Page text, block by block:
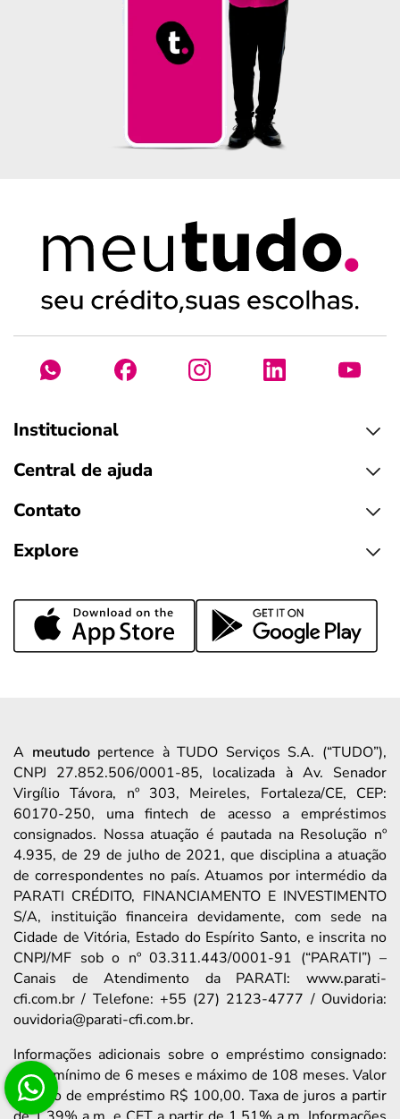
Institucional
Central de ajuda
Contato
Explore
A meutudopertence à TUDO Serviços S.A. (“TUDO”),
CNPJ 27.852.506/0001-85, localizada à Av. Senador
Virgílio Távora, nº 303, Meireles, Fortaleza/CE, CEP:
60170-250, uma fintech de acesso a empréstimos
consignados. Nossa atuação é pautada na Resolução nº
4.935, de 29 de julho de 2021, que disciplina a atuação
de correspondentes no país. Atuamos por intermédio da
PARATI CRÉDITO, FINANCIAMENTO E INVESTIMENTO
S/A, instituição financeira devidamente, com sede na
Cidade de Vitória, Estado do Espírito Santo, e inscrita no
CNPJ/MF sob o nº 03.311.443/0001-91 (“PARATI”) –
Canais de Atendimento da PARATI: www.parati-
cfi.com.br / Telefone: +55 (27) 2123-4777 / Ouvidoria:
ouvidoria@parati-cfi.com.br.
Informações adicionais sobre o empréstimo consignado:
prazo mínimo de 6 meses e máximo de 108 meses. Valor
mínimo de empréstimo R$ 100,00. Taxa de juros a partir